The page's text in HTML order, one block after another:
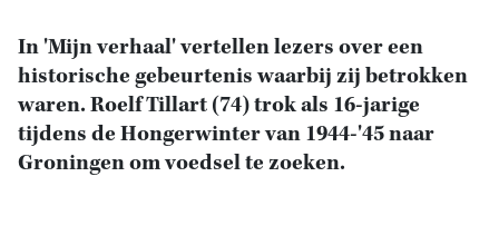
Zoek
In 'Mijn verhaal' vertellen lezers over een
historische gebeurtenis waarbij zij betrokken
waren. Roelf Tillart (74) trok als 16-jarige
tijdens de Hongerwinter van 1944-'45 naar
Groningen om voedsel te zoeken.